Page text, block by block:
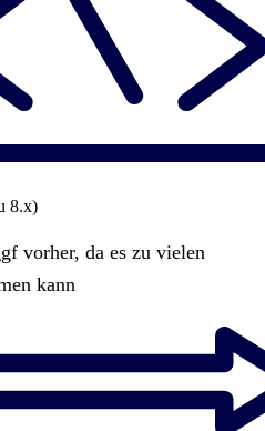
8.x)
vorher, da es zu vielen
kann